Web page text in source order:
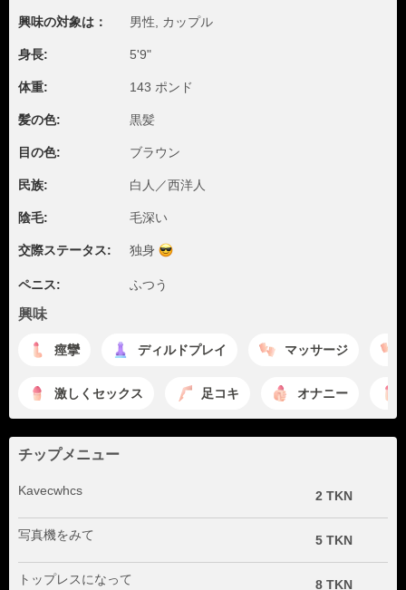
興味の対象は： 男性, カップル
身長: 5'9"
体重: 143 ポンド
髪の色: 黒髪
目の色: ブラウン
民族: 白人／西洋人
陰毛: 毛深い
交際ステータス: 独身
ペニス: ふつう
興味
痙攣 ディルドプレイ マッサージ
激しくセックス 足コキ オナニー
チップメニュー
Kavecwhcs 2 TKN
写真機をみて 5 TKN
トップレスになって 8 TKN